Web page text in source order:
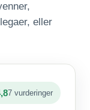
eller
7 vurderinger